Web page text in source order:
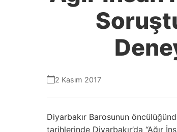
2 Kasım 2017
Diyarbakır Barosunun
tarihlerinde Diyarbakır’da “Ağır